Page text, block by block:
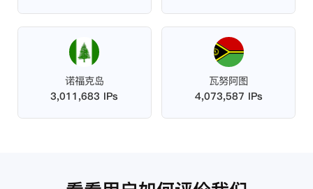
诺福克岛
3,011,683 IPs
瓦努阿图
4,073,587 IPs